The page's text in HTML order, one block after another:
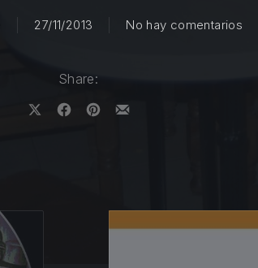
27/11/2013 No hay comentarios
Share: